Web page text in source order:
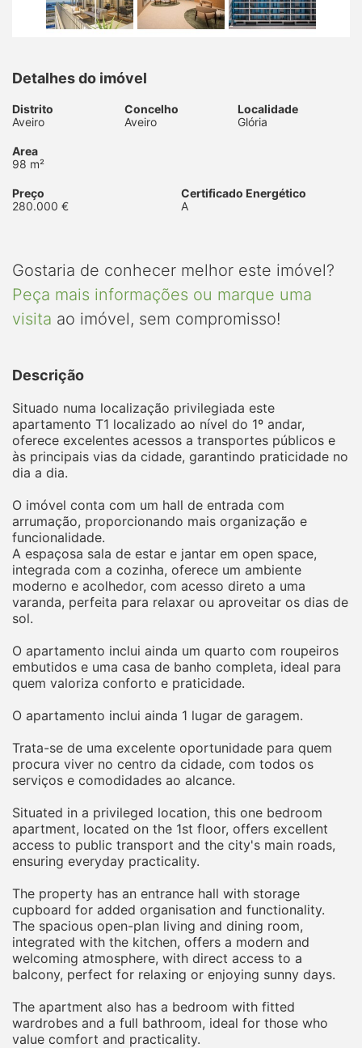
Detalhes do imóvel
Distrito
Aveiro
Concelho
Aveiro
Localidade
Glória
Area
98 m²
Preço
280.000 €
Certificado Energético
A
Gostaria de conhecer melhor este imóvel?
Peça mais informações ou marque uma
visita ao imóvel, sem compromisso!
Descrição
Situado numa localização privilegiada este
apartamento T1 localizado ao nível do 1º andar,
oferece excelentes acessos a transportes públicos e
às principais vias da cidade, garantindo praticidade no
dia a dia.
O imóvel conta com um hall de entrada com
arrumação, proporcionando mais organização e
funcionalidade.
A espaçosa sala de estar e jantar em open space,
integrada com a cozinha, oferece um ambiente
moderno e acolhedor, com acesso direto a uma
varanda, perfeita para relaxar ou aproveitar os dias de
sol.
O apartamento inclui ainda um quarto com roupeiros
embutidos e uma casa de banho completa, ideal para
quem valoriza conforto e praticidade.
O apartamento inclui ainda 1 lugar de garagem.
Trata-se de uma excelente oportunidade para quem
procura viver no centro da cidade, com todos os
serviços e comodidades ao alcance.
Situated in a privileged location, this one bedroom
apartment, located on the 1st floor, offers excellent
access to public transport and the city's main roads,
ensuring everyday practicality.
The property has an entrance hall with storage
cupboard for added organisation and functionality.
The spacious open-plan living and dining room,
integrated with the kitchen, offers a modern and
welcoming atmosphere, with direct access to a
balcony, perfect for relaxing or enjoying sunny days.
The apartment also has a bedroom with fitted
wardrobes and a full bathroom, ideal for those who
value comfort and practicality.